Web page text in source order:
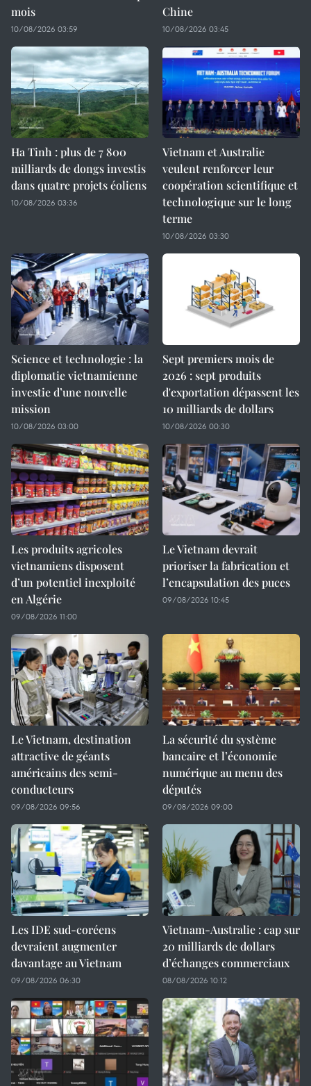
mois
10/08/2026 03:59
Chine
10/08/2026 03:45
Ha Tinh : plus de 7 800
milliards de dongs investis
dans quatre projets éoliens
10/08/2026 03:36
Vietnam et Australie
veulent renforcer leur
coopération scientifique et
technologique sur le long
terme
10/08/2026 03:30
Science et technologie : la
diplomatie vietnamienne
investie d’une nouvelle
mission
10/08/2026 03:00
Sept premiers mois de
2026 : sept produits
d'exportation dépassent les
10 milliards de dollars
10/08/2026 00:30
Les produits agricoles
vietnamiens disposent
d’un potentiel inexploité
en Algérie
09/08/2026 11:00
Le Vietnam devrait
prioriser la fabrication et
l’encapsulation des puces
09/08/2026 10:45
Le Vietnam, destination
attractive de géants
américains des semi-
conducteurs
09/08/2026 09:56
La sécurité du système
bancaire et l’économie
numérique au menu des
députés
09/08/2026 09:00
Les IDE sud-coréens
devraient augmenter
davantage au Vietnam
09/08/2026 06:30
Vietnam-Australie : cap sur
20 milliards de dollars
d’échanges commerciaux
08/08/2026 10:12